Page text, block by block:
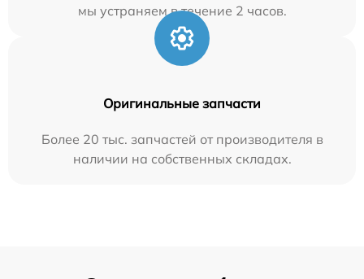
мы устраняем в течение 2 часов.
Оригинальные запчасти
Более 20 тыс. запчастей от производителя в
наличии на собственных складах.